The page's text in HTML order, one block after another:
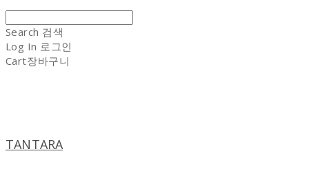
Search 검색
Log In 로그인
Cart장바구니
TANTARA